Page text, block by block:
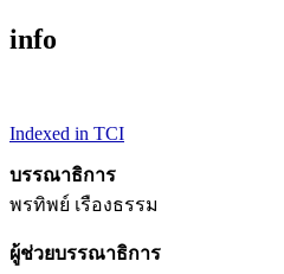
info
Indexed in TCI
บรรณาธิการ
พรทิพย์ เรืองธรรม
ผู้ช่วยบรรณาธิการ